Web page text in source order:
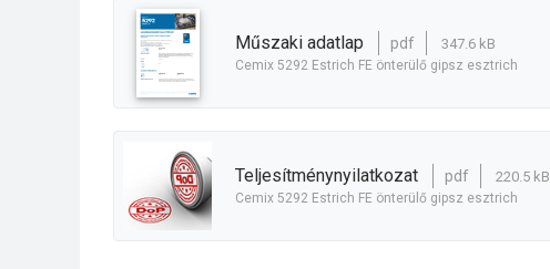
műszaki adatlap pdf 347.6 kB
Cemix 5292 Estrich FE önterülő gipsz esztrich
teljesítménynyilatkozat pdf 220.5 kB
Cemix 5292 Estrich FE önterülő gipsz esztrich